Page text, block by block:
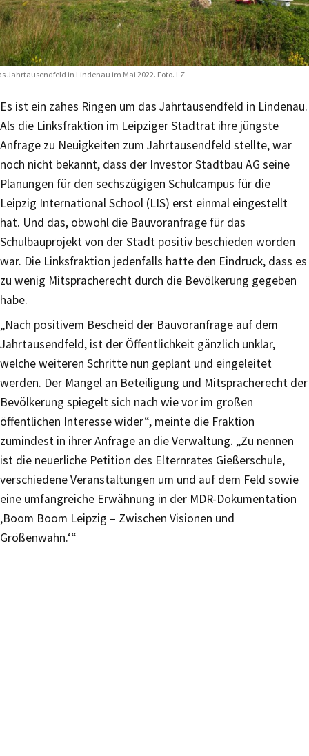
Jahrtausendfeld in Lindenau im Mai 2022. Foto. LZ
Es ist ein zähes Ringen um das Jahrtausendfeld in Lindenau.
Als die Linksfraktion im Leipziger Stadtrat ihre jüngste
Anfrage zu Neuigkeiten zum Jahrtausendfeld stellte, war
noch nicht bekannt, dass der Investor Stadtbau AG seine
Planungen für den sechszügigen Schulcampus für die
Leipzig International School (LIS) erst einmal eingestellt
hat. Und das, obwohl die Bauvoranfrage für das
Schulbauprojekt von der Stadt positiv beschieden worden
war. Die Linksfraktion jedenfalls hatte den Eindruck, dass es
zu wenig Mitspracherecht durch die Bevölkerung gegeben
habe.
„Nach positivem Bescheid der Bauvoranfrage auf dem
Jahrtausendfeld, ist der Öffentlichkeit gänzlich unklar,
welche weiteren Schritte nun geplant und eingeleitet
werden. Der Mangel an Beteiligung und Mitspracherecht der
Bevölkerung spiegelt sich nach wie vor im großen
öffentlichen Interesse wider“, meinte die Fraktion
zumindest in ihrer Anfrage an die Verwaltung. „Zu nennen
ist die neuerliche Petition des Elternrates Gießerschule,
verschiedene Veranstaltungen um und auf dem Feld sowie
eine umfangreiche Erwähnung in der MDR-Dokumentation
‚Boom Boom Leipzig – Zwischen Visionen und
Größenwahn.‘“